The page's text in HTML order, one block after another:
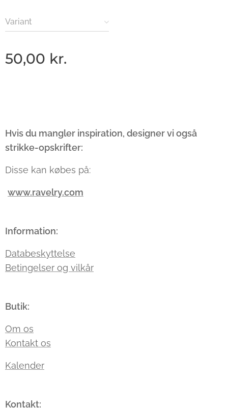
Variant
50,00 kr.
Hvis du mangler inspiration, designer vi også
strikke-opskrifter:
Disse kan købes på:
www.ravelry.com
Information:
Databeskyttelse
Betingelser og vilkår
Butik:
Om os
Kontakt os
Kalender
Kontakt: